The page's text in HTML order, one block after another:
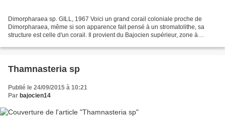
Dimorpharaea sp. GILL, 1967 Voici un grand corail coloniale proche de
Dimorpharaea, même si son apparence fait pensé à un stromatolithe, sa
structure est celle d'un corail. Il provient du Bajocien supérieur, zone à
Thamnasteria sp
Publié le 24/09/2015 à 10:21
Par bajocien14